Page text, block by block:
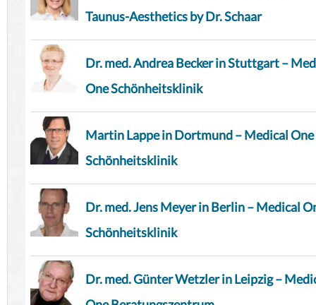
Taunus-Aesthetics by Dr. Schaar
Dr. med. Andrea Becker in Stuttgart –
One Schönheitsklinik
Martin Lappe in Dortmund – Medical One
Schönheitsklinik
Dr. med. Jens Meyer in Berlin – Medical
Schönheitsklinik
Dr. med. Günter Wetzler in Leipzig –